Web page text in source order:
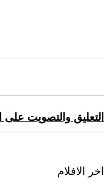
التعليق والتصويت
اخر الافلام